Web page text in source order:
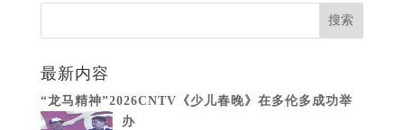
最新内容
“龙马精神”2026CNTV《少儿春晚》在多伦多成功举
办